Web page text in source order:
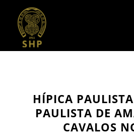
HÍPICA
PAULISTA DE
CAVALOS